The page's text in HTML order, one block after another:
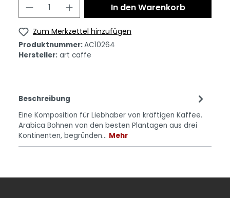
In den Warenkorb
Zum Merkzettel hinzufügen
Produktnummer:AC10264
Hersteller: art caffe
Beschreibung
Eine Komposition für Liebhaber von kräftigen Kaffee.
Arabica Bohnen von den besten Plantagen aus drei
Kontinenten, begründen… Mehr